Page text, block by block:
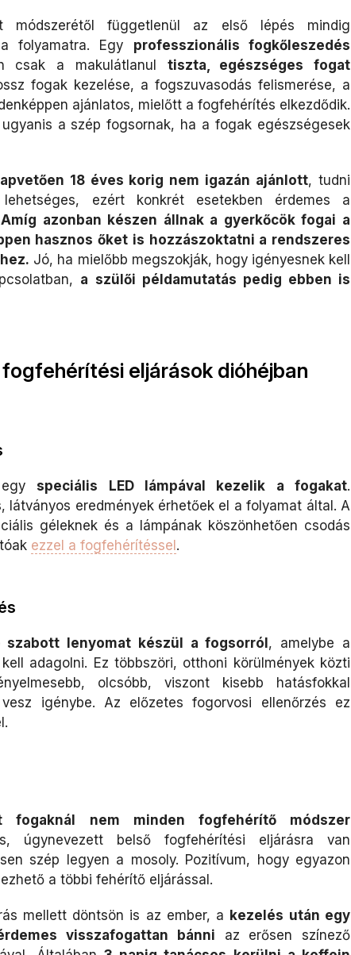
módszerétől függetlenül az első lépés mindig
folyamatra. Egy professzionális fogkőleszedés
csak a makulátlanul tiszta, egészséges fogat
fogak kezelése, a fogszuvasodás felismerése, a
ajánlatos, mielőtt a fogfehérítés elkezdődik.
a szép fogsornak, ha a fogak egészségesek
18 éves korig nem igazán ajánlott, tudni
ezért konkrét esetekben érdemes a
Amíg azonban készen állnak a gyerkőcök fogai a
hasznos őket is hozzászoktatni a rendszeres
Jó, ha mielőbb megszokják, hogy igényesnek kell
a szülői példamutatás pedig ebben is
eljárások dióhéjban
speciális LED lámpával kezelik a fogakat.
látványos eredmények érhetőek el a folyamat által. A
géleknek és a lámpának köszönhetően csodás
ezzel a fogfehérítéssel.
szabott lenyomat készül a fogsorról, amelybe a
adagolni. Ez többszöri, otthoni körülmények közti
olcsóbb, viszont kisebb hatásfokkal
igénybe. Az előzetes fogorvosi ellenőrzés ez
fogaknál nem minden fogfehérítő módszer
úgynevezett belső fogfehérítési eljárásra van
szép legyen a mosoly. Pozitívum, hogy egyazon
a többi fehérítő eljárással.
mellett döntsön is az ember, a kezelés után egy
visszafogattan bánni az erősen színező